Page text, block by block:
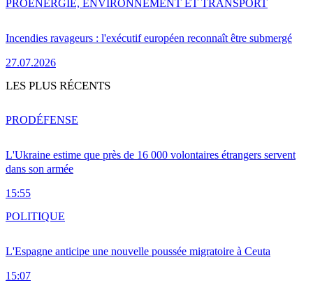
Incendies ravageurs : l'exécutif européen reconnaît être submergé
27.07.2026
PRO ENERGIE, ENVIRONNEMENT ET TRANSPORT
LES PLUS RÉCENTS
L'Ukraine estime que près de 16 000 volontaires étrangers servent
dans son armée
15:55
PRODÉFENSE
L'Espagne anticipe une nouvelle poussée migratoire à Ceuta
15:07
POLITIQUE